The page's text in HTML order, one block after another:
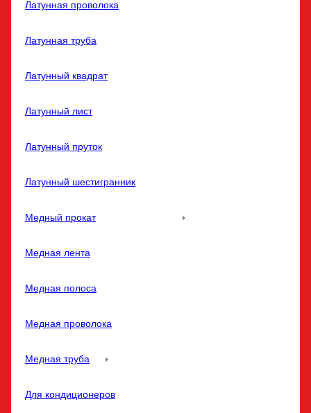
Латунная проволока
Латунная труба
Латунный квадрат
Латунный лист
Латунный пруток
Латунный шестигранник
Медный прокат
Медная лента
Медная полоса
Медная проволока
Медная труба
Для кондиционеров